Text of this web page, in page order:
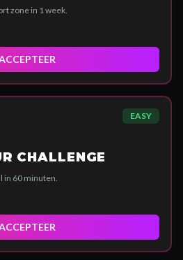
zone in 1 week.
EASY
CHALLENGE
in 60 minuten.